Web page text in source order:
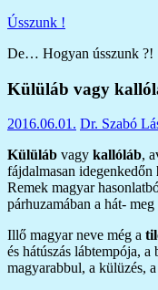
Skip
content
Ússzunk !
De… Hogyan ússzunk ?!
Külüláb vagy
2016.06.01. Dr. Szabó
Külüláb vagy kallóláb,
fájdalmasan idegenkedőn
Remek magyar
párhuzamában a hát-
Illő magyar neve még a
és hátúszás lábtempója, a
magyarabbul, a külüzés,